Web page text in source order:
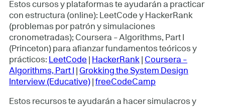
Estos cursos y plataformas te ayudarán a practicar
con estructura (online): LeetCode y HackerRank
(problemas por patrón y simulaciones
cronometradas); Coursera – Algorithms, Part I
(Princeton) para afianzar fundamentos teóricos y
prácticos:
LeetCode HackerRank
Coursera –
Algorithms, Part I
Grokking the System Design
Interview (Educative) freeCodeCamp
Estos recursos te ayudarán a hacer simulacros y